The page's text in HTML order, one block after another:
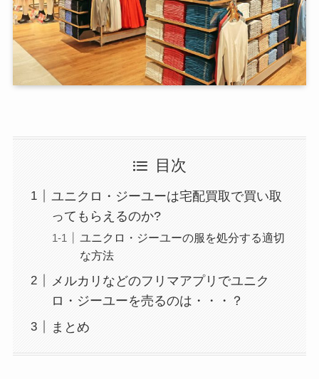
目次
ユニクロ・ジーユーは宅配買取で買い取
ってもらえるのか?
ユニクロ・ジーユーの服を処分する適切
な方法
メルカリなどのフリマアプリでユニク
ロ・ジーユーを売るのは・・・？
まとめ